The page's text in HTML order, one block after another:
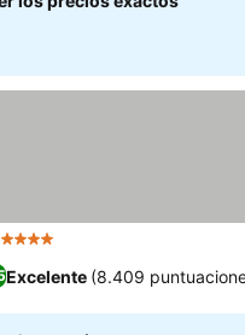
Excelente (8.409